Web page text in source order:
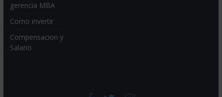
gerencia MBA
Como invertir
Compensacion y
Salario